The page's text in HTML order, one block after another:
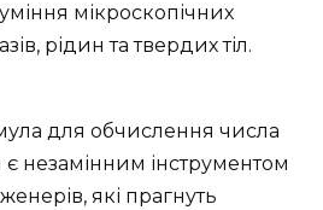
мікроскопічних
рідин та твердих тіл.
для обчислення числа
незамінним інструментом
які прагнуть